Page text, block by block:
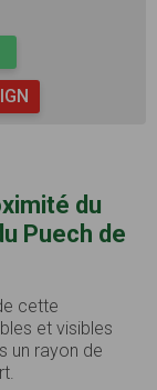
du
Puech de
cette
et visibles
un rayon de